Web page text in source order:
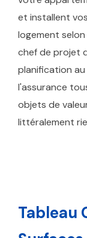
et installent
logement
chef de projet
planification au
l'assurance
objets de
littéralement
Tableau